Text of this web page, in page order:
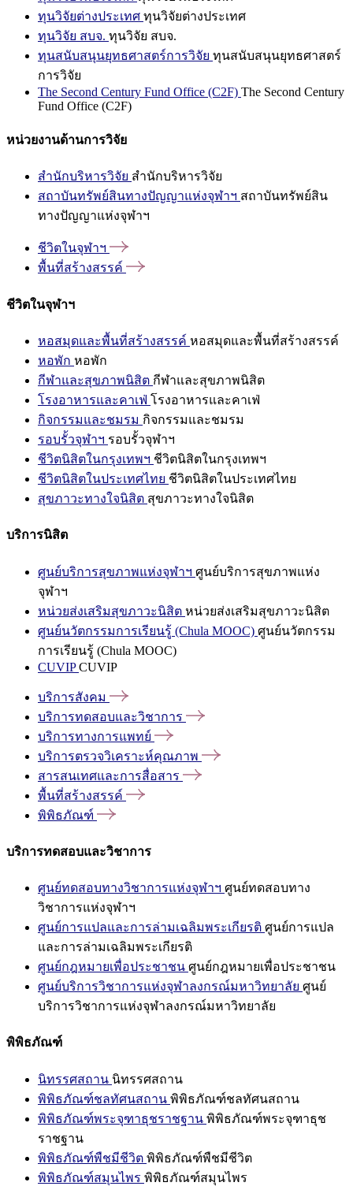
ทุนวิจัยต่างประเทศ ทุนวิจัยต่างประเทศ
ทุนวิจัย สบจ. ทุนวิจัย สบจ.
ทุนสนับสนุนยุทธศาสตร์การวิจัย ทุนสนับสนุนยุทธศาสตร์
การวิจัย
The Second Century Fund Office (C2F) The Second Century
Fund Office (C2F)
หน่วยงานด้านการวิจัย
สำนักบริหารวิจัย สำนักบริหารวิจัย
สถาบันทรัพย์สินทางปัญญาแห่งจุฬาฯ สถาบันทรัพย์สิน
ทางปัญญาแห่งจุฬาฯ
ชีวิตในจุฬาฯ
พื้นที่สร้างสรรค์
ชีวิตในจุฬาฯ
หอสมุดและพื้นที่สร้างสรรค์ หอสมุดและพื้นที่สร้างสรรค์
หอพัก หอพัก
กีฬาและสุขภาพนิสิต กีฬาและสุขภาพนิสิต
โรงอาหารและคาเฟ่ โรงอาหารและคาเฟ่
กิจกรรมและชมรม กิจกรรมและชมรม
รอบรั้วจุฬาฯ รอบรั้วจุฬาฯ
ชีวิตนิสิตในกรุงเทพฯ ชีวิตนิสิตในกรุงเทพฯ
ชีวิตนิสิตในประเทศไทย ชีวิตนิสิตในประเทศไทย
สุขภาวะทางใจนิสิต สุขภาวะทางใจนิสิต
บริการนิสิต
ศูนย์บริการสุขภาพแห่งจุฬาฯ ศูนย์บริการสุขภาพแห่ง
จุฬาฯ
หน่วยส่งเสริมสุขภาวะนิสิต หน่วยส่งเสริมสุขภาวะนิสิต
ศูนย์นวัตกรรมการเรียนรู้ (Chula MOOC) ศูนย์นวัตกรรม
การเรียนรู้ (Chula MOOC)
CUVIPCUVIP
บริการสังคม
บริการทดสอบและวิชาการ
บริการทางการแพทย์
บริการตรวจวิเคราะห์คุณภาพ
สารสนเทศและการสื่อสาร
พื้นที่สร้างสรรค์
พิพิธภัณฑ์
บริการทดสอบและวิชาการ
ศูนย์ทดสอบทางวิชาการแห่งจุฬาฯ ศูนย์ทดสอบทาง
วิชาการแห่งจุฬาฯ
ศูนย์การแปลและการล่ามเฉลิมพระเกียรติ ศูนย์การแปล
และการล่ามเฉลิมพระเกียรติ
ศูนย์กฎหมายเพื่อประชาชน ศูนย์กฎหมายเพื่อประชาชน
ศูนย์บริการวิชาการแห่งจุฬาลงกรณ์มหาวิทยาลัย ศูนย์
บริการวิชาการแห่งจุฬาลงกรณ์มหาวิทยาลัย
พิพิธภัณฑ์
นิทรรศสถาน นิทรรศสถาน
พิพิธภัณฑ์ชลทัศนสถาน พิพิธภัณฑ์ชลทัศนสถาน
พิพิธภัณฑ์พระจุฑาธุชราชฐาน พิพิธภัณฑ์พระจุฑาธุช
ราชฐาน
พิพิธภัณฑ์พืชมีชีวิต พิพิธภัณฑ์พืชมีชีวิต
พิพิธภัณฑ์สมุนไพร พิพิธภัณฑ์สมุนไพร